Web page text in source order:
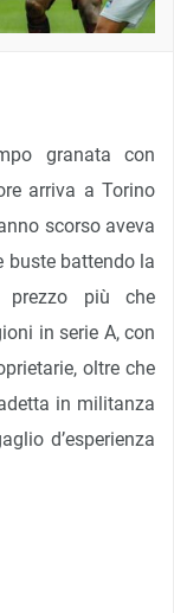
granata con
arriva a Torino
scorso aveva
buste battendo la
più che
in serie A, con
oltre che
in militanza
d’esperienza